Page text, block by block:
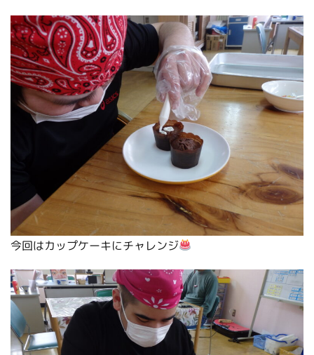
今回はカップケーキにチャレンジ